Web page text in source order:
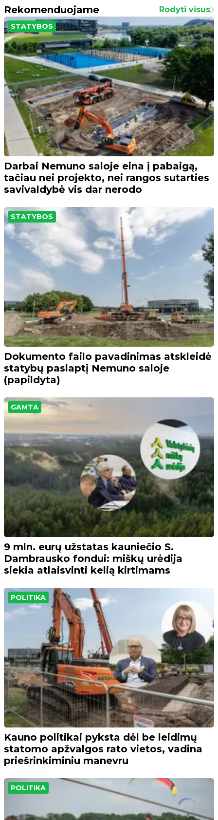
Rekomenduojame Rodyti visus
STATYBOS
Darbai Nemuno saloje eina į pabaigą,
tačiau nei projekto, nei rangos sutarties
savivaldybė vis dar nerodo
STATYBOS
Dokumento failo pavadinimas atskleidė
statybų paslaptį Nemuno saloje
(papildyta)
GAMTA
9 mln. eurų užstatas kauniečio S.
Dambrausko fondui: miškų urėdija
siekia atlaisvinti kelią kirtimams
POLITIKA
Kauno politikai pyksta dėl be leidimų
statomo apžvalgos rato vietos, vadina
priešrinkiminiu manevru
POLITIKA